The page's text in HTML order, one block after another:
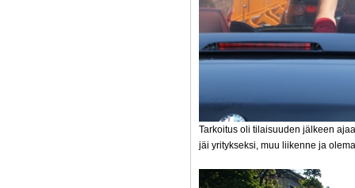
Tarkoitus oli tilaisuuden jälkeen
jäi yritykseksi, muu liikenne ja